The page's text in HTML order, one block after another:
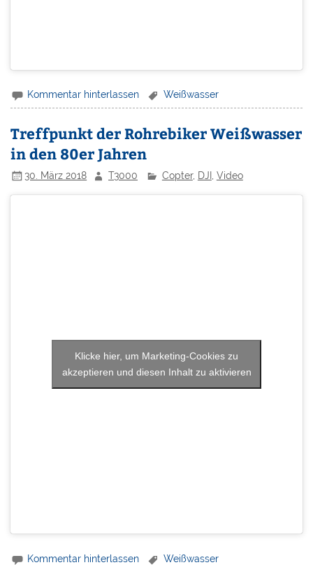
Kommentar hinterlassen Weißwasser
Treffpunkt der Rohrebiker Weißwasser
in den 80er Jahren
30. März 2018 T3000 Copter, DJI, Video
Klicke hier, um Marketing-Cookies zu
akzeptieren und diesen Inhalt zu aktivieren
Kommentar hinterlassen Weißwasser